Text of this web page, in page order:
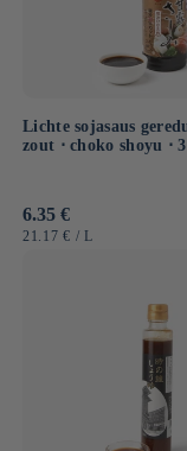
Lichte sojasaus
zout ⋅ choko shoyu ⋅
Normale
prijs
6.35 €
EENHEIDSPRIJS
21.17 € / PER
L